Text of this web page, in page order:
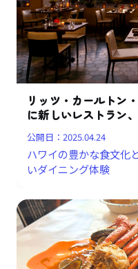
リッツ・カールトン
に新しいレストラン
公開日：2025.04.24
ハワイの豊かな食文化
いダイニング体験